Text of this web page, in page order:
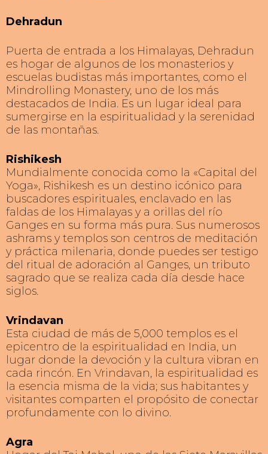
Dehradun
Puerta de entrada a los Himalayas, Dehradun
es hogar de algunos de los monasterios y
escuelas budistas más importantes, como el
Mindrolling Monastery, uno de los más
destacados de India. Es un lugar ideal para
sumergirse en la espiritualidad y la serenidad
de las montañas.
Rishikesh
Mundialmente conocida como la «Capital del
Yoga», Rishikesh es un destino icónico para
buscadores espirituales, enclavado en las
faldas de los Himalayas y a orillas del río
Ganges en su forma más pura. Sus numerosos
ashrams y templos son centros de meditación
y práctica milenaria, donde puedes ser testigo
del ritual de adoración al Ganges, un tributo
sagrado que se realiza cada día desde hace
siglos.
Vrindavan
Esta ciudad de más de 5,000 templos es el
epicentro de la espiritualidad en India, un
lugar donde la devoción y la cultura vibran en
cada rincón. En Vrindavan, la espiritualidad es
la esencia misma de la vida; sus habitantes y
visitantes comparten el propósito de conectar
profundamente con lo divino.
Agra